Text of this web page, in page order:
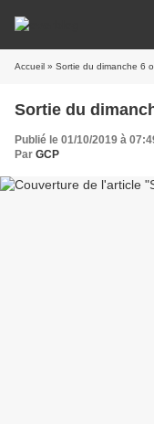
Accueil » Sortie du dimanche 6
Sortie du
Publié le 01/10/2019 à
Par GCP